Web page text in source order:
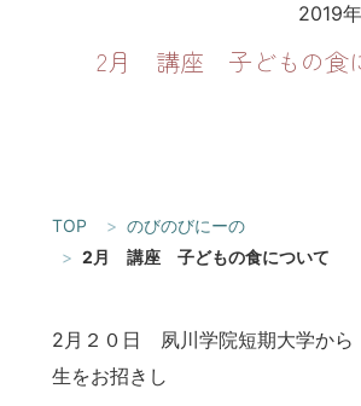
2019
2月 講座 子どもの食
TOP
のびのびにーの
2月 講座 子どもの食について
2月２０日 夙川学院短期大学か
生をお招きし